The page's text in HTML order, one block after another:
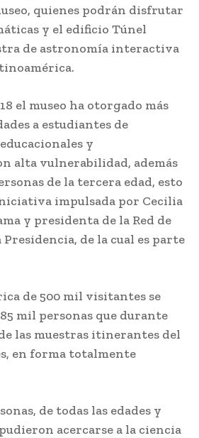
quienes podrán disfrutar
y el edificio Túnel
de astronomía interactiva
el museo ha otorgado más
a estudiantes de
y
alta vulnerabilidad, además
de la tercera edad, esto
impulsada por Cecilia
y presidenta de la Red de
Presidencia, de la cual es parte
de 500 mil visitantes se
mil personas que durante
las muestras itinerantes del
en forma totalmente
de todas las edades y
acercarse a la ciencia